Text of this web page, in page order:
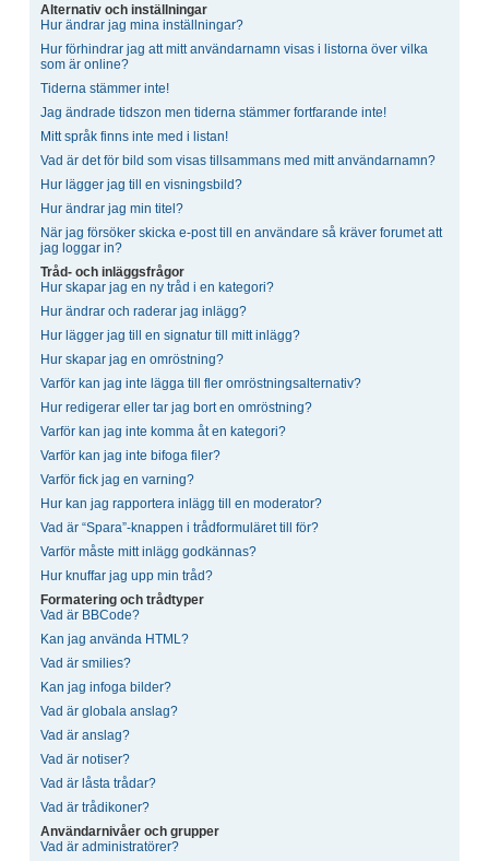
Alternativ och inställningar
Hur ändrar jag mina inställningar?
Hur förhindrar jag att mitt användarnamn visas i listorna över vilka
som är online?
Tiderna stämmer inte!
Jag ändrade tidszon men tiderna stämmer fortfarande inte!
Mitt språk finns inte med i listan!
Vad är det för bild som visas tillsammans med mitt användarnamn?
Hur lägger jag till en visningsbild?
Hur ändrar jag min titel?
När jag försöker skicka e-post till en användare så kräver forumet att
jag loggar in?
Tråd- och inläggsfrågor
Hur skapar jag en ny tråd i en kategori?
Hur ändrar och raderar jag inlägg?
Hur lägger jag till en signatur till mitt inlägg?
Hur skapar jag en omröstning?
Varför kan jag inte lägga till fler omröstningsalternativ?
Hur redigerar eller tar jag bort en omröstning?
Varför kan jag inte komma åt en kategori?
Varför kan jag inte bifoga filer?
Varför fick jag en varning?
Hur kan jag rapportera inlägg till en moderator?
Vad är “Spara”-knappen i trådformuläret till för?
Varför måste mitt inlägg godkännas?
Hur knuffar jag upp min tråd?
Formatering och trådtyper
Vad är BBCode?
Kan jag använda HTML?
Vad är smilies?
Kan jag infoga bilder?
Vad är globala anslag?
Vad är anslag?
Vad är notiser?
Vad är låsta trådar?
Vad är trådikoner?
Användarnivåer och grupper
Vad är administratörer?